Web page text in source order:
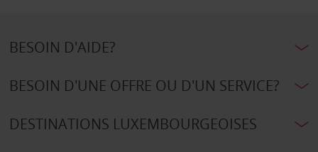
BESOIN D'AIDE?
BESOIN D'UNE OFFRE OU D'UN SERVICE?
DESTINATIONS LUXEMBOURGEOISES